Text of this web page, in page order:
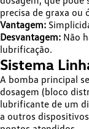
precisa de graxa ou
Vantagem:
Desvantagem: Não
lubrificação.
Sistema
A bomba principal
dosagem (bloco
lubrificante de um
a outros